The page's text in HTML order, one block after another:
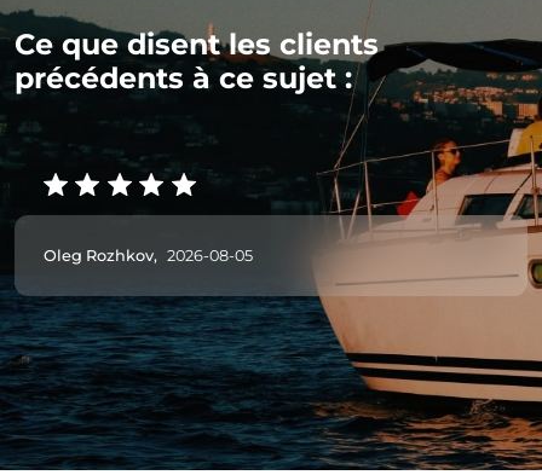
Ce que disent les clients
précédents à ce sujet :
Oleg Rozhkov, 2026-08-05